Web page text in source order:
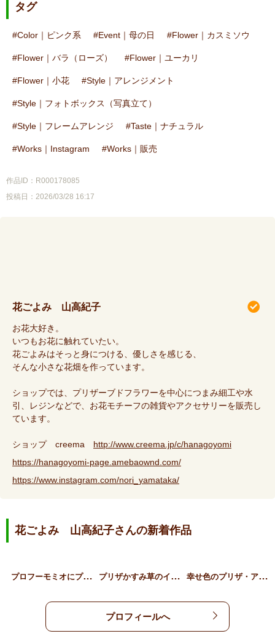
タグ
Color｜ピンク系 Event｜母の日 Flower｜カスミソウ
Flower｜バラ（ローズ） Flower｜ユーカリ
Flower｜小花 Style｜アレンジメント
Style｜フォトボックス（写真立て）
Style｜フレームアレンジ Taste｜ナチュラル
Works｜Instagram Works｜販売
作品ID：R000178085
投稿日：2026/03/28 16:17
花ごよみ 山高紀子
お花大好き。
いつもお花に触れていたい。
花ごよみはそっと身につける、優しさを感じる、
そんな小さな花畑を作っています。
ショップでは、プリザーブドフラワーを中心につまみ細工や水
引、レジンなどで、お花モチーフの雑貨やアクセサリーを販売し
ています。
ショップ creema http://www.creema.jp/c/hanagoyomi
https://hanagoyomi-page.amebaownd.com/
https://www.instagram.com/nori_yamataka/
花ごよみ 山高紀子さんの新着作品
プ
ロフーモミオにプリザリー… プ
リザかすみ草のイヤリング 幸
せ色のプリザ・アジサイ …
プロフィールへ